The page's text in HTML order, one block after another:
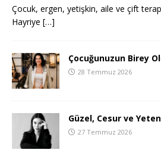
Çocuk, ergen, yetişkin, aile ve çift
Hayriye […]
Çocuğunuzun Birey
28 Temmuz 2026
Güzel, Cesur ve
27 Temmuz 2026